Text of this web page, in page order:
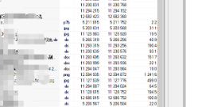
注册